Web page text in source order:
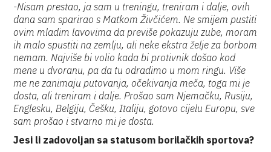
-Nisam prestao, ja sam u treningu, treniram i dalje, ovih
dana sam sparirao s Matkom Živčićem. Ne smijem pustiti
ovim mladim lavovima da previše pokazuju zube, moram
ih malo spustiti na zemlju, ali neke ekstra želje za borbom
nemam. Najviše bi volio kada bi protivnik došao kod
mene u dvoranu, pa da tu odradimo u mom ringu. Više
me ne zanimaju putovanja, očekivanja meča, toga mi je
dosta, ali treniram i dalje. Prošao sam Njemačku, Rusiju,
Englesku, Belgiju, Češku, Italiju, gotovo cijelu Europu, sve
sam prošao i stvarno mi je dosta.
Jesi li zadovoljan sa statusom borilačkih sportova?